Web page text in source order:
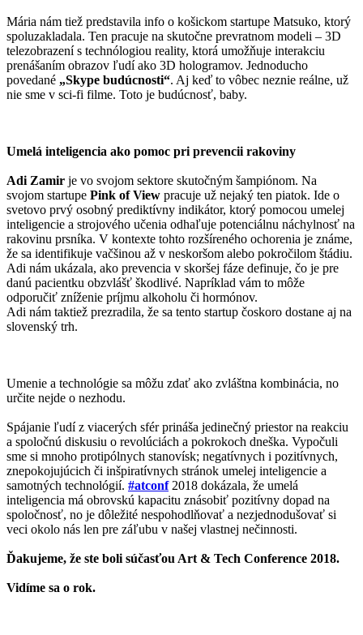
Mária nám tiež predstavila info o košickom startupe Matsuko, ktorý
spoluzakladala. Ten pracuje na skutočne prevratnom modeli – 3D
telezobrazení s technólogiou reality, ktorá umožňuje interakciu
prenášaním obrazov ľudí ako 3D hologramov. Jednoducho
povedané „Skype budúcnosti“. Aj keď to vôbec neznie reálne, už
nie sme v sci-fi filme. Toto je budúcnosť, baby.
Umelá inteligencia ako pomoc pri prevencii rakoviny
Adi Zamir je vo svojom sektore skutočným šampiónom. Na
svojom startupe Pink of View pracuje už nejaký ten piatok. Ide o
svetovo prvý osobný prediktívny indikátor, ktorý pomocou umelej
inteligencie a strojového učenia odhaľuje potenciálnu náchylnosť na
rakovinu prsníka. V kontexte tohto rozšíreného ochorenia je známe,
že sa identifikuje vačšinou až v neskoršom alebo pokročilom štádiu.
Adi nám ukázala, ako prevencia v skoršej fáze definuje, čo je pre
danú pacientku obzvlášť škodlivé. Napríklad vám to môže
odporučiť zníženie príjmu alkoholu či hormónov.
Adi nám taktiež prezradila, že sa tento startup čoskoro dostane aj na
slovenský trh.
Umenie a technológie sa môžu zdať ako zvláštna kombinácia, no
určite nejde o nezhodu.
Spájanie ľudí z viacerých sfér prináša jedinečný priestor na reakciu
a spoločnú diskusiu o revolúciách a pokrokoch dneška. Vypočuli
sme si mnoho protipólnych stanovísk; negatívnych i pozitívnych,
znepokojujúcich či inšpiratívnych stránok umelej inteligencie a
samotných technológií. #atconf 2018 dokázala, že umelá
inteligencia má obrovskú kapacitu znásobiť pozitívny dopad na
spoločnosť, no je dôležité nespohodlňovať a nezjednodušovať si
veci okolo nás len pre záľubu v našej vlastnej nečinnosti.
Ďakujeme, že ste boli súčasťou Art & Tech Conference 2018.
Vidíme sa o rok.